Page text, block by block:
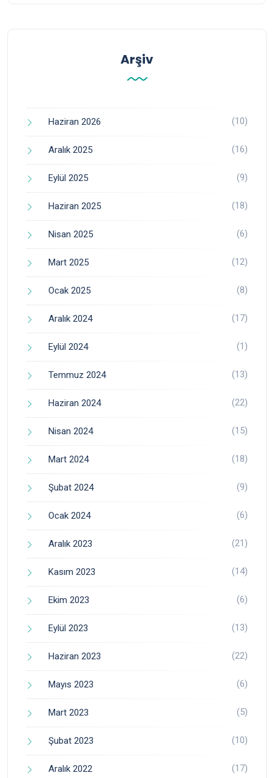
Arşiv
Haziran 2026 (10)
Aralık 2025 (16)
Eylül 2025 (9)
Haziran 2025 (18)
Nisan 2025 (6)
Mart 2025 (12)
Ocak 2025 (8)
Aralık 2024 (17)
Eylül 2024 (1)
Temmuz 2024 (13)
Haziran 2024 (22)
Nisan 2024 (15)
Mart 2024 (18)
Şubat 2024 (9)
Ocak 2024 (6)
Aralık 2023 (21)
Kasım 2023 (14)
Ekim 2023 (6)
Eylül 2023 (13)
Haziran 2023 (22)
Mayıs 2023 (6)
Mart 2023 (5)
Şubat 2023 (10)
Aralık 2022 (17)